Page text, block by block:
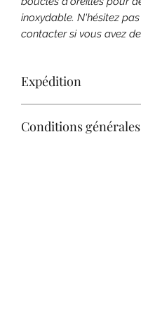
inoxydable. N'hésitez
contacter si vous avez
Expédition
Conditions